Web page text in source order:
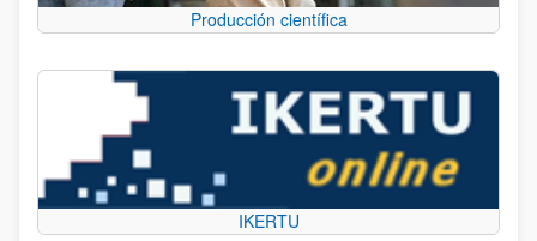
Producción científica
IKERTU